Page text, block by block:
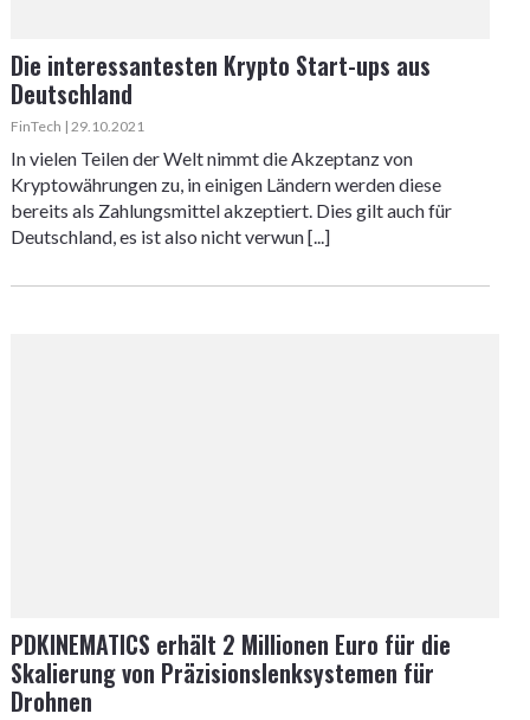
Die interessantesten Krypto Start-ups aus
Deutschland
FinTech | 29.10.2021
In vielen Teilen der Welt nimmt die Akzeptanz von
Kryptowährungen zu, in einigen Ländern werden diese
bereits als Zahlungsmittel akzeptiert. Dies gilt auch für
Deutschland, es ist also nicht verwun [...]
PDKINEMATICS erhält 2 Millionen Euro für die
Skalierung von Präzisionslenksystemen für
Drohnen